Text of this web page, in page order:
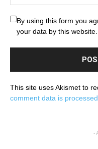
By using this form you
your data by this website.
This site uses Akismet to
comment data is processed
-